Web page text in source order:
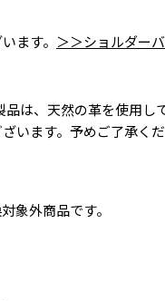
ます。 ＞＞ショルダー
は、天然の革を使用し
います。予めご了承くだ
象外商品です。